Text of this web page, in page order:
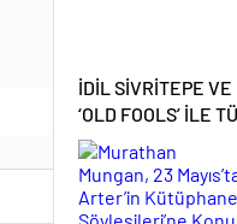
İDİL SİVRİTEPE
‘OLD FOOLS’ İLE
SAHNEDE!